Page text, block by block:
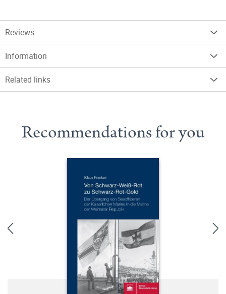
Reviews
Information
Related links
Recommendations for you